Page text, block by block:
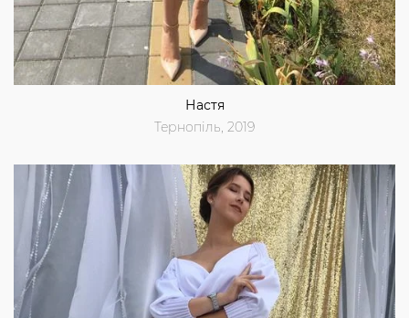
Настя
Тернопіль, 2019